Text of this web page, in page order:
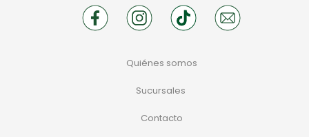
Quiénes somos
Sucursales
Contacto